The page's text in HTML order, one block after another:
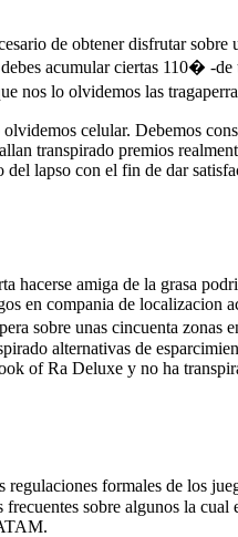
de obtener disfrutar sobre
acumular ciertas 110� -de
nos lo olvidemos las
celular. Debemos
transpirado premios
del lapso con el fin de dar
hacerse amiga de la grasa
en compania de localizacion
sobre unas cincuenta
alternativas de
of Ra Deluxe y no ha
formales de los
sobre algunos la cual